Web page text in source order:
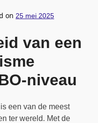
on 25 mei 2025
van een
niveau
een van de meest
ter wereld. Met de